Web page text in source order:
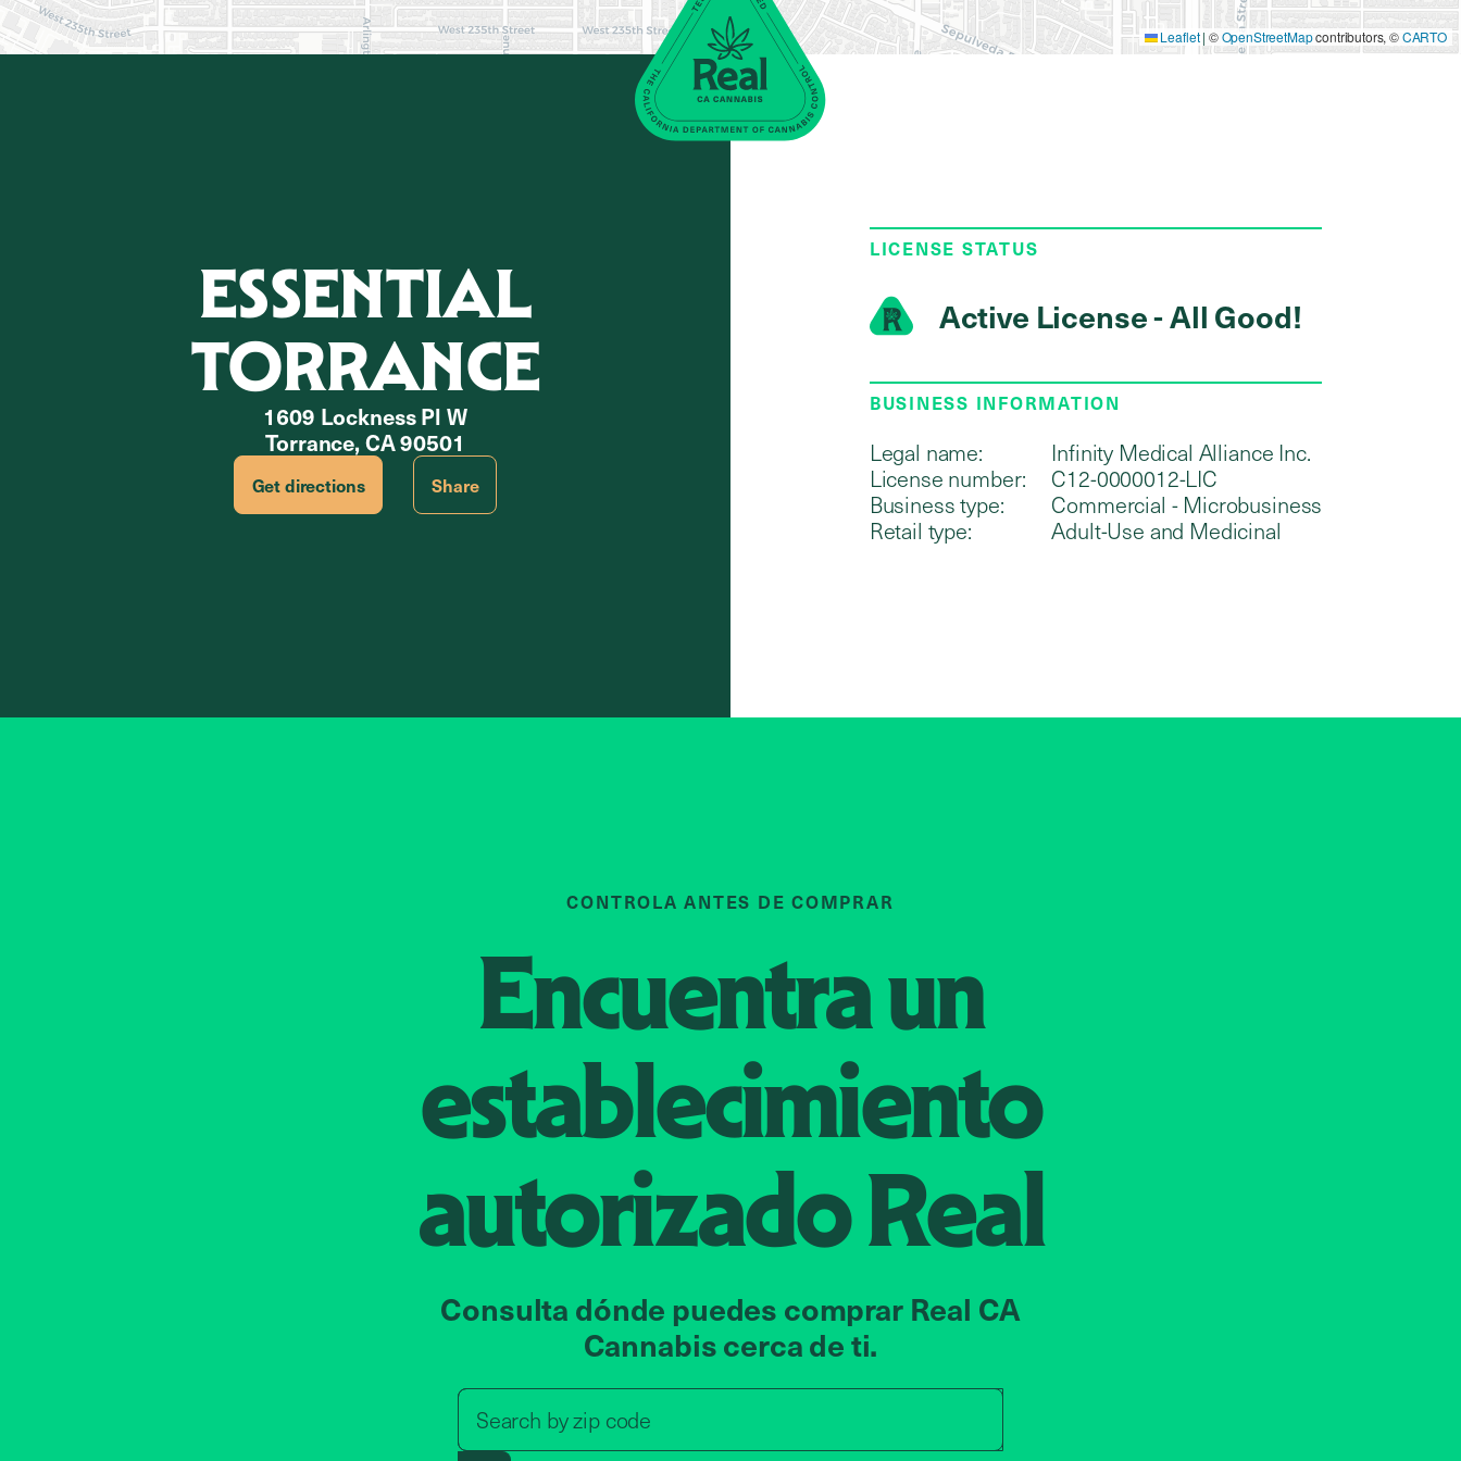
Leaflet | ©OpenStreetMapcontributors, ©CARTO
ESSENTIAL
TORRANCE
1609 Lockness Pl W
Torrance, CA 90501
Get directions Share
LICENSE STATUS
Active License - All Good!
BUSINESS INFORMATION
Legal name:
Infinity Medical Alliance Inc.
License number:
C12-0000012-LIC
Business type:
Commercial - Microbusiness
Retail type:
Adult-Use and Medicinal
CONTROLA ANTES DE COMPRAR
Encuentra un
establecimiento
autorizadoReal
Consulta dónde puedes comprar Real CA
Cannabis cerca de ti.
Search byzip code
address
Search by zip code, address, or store name